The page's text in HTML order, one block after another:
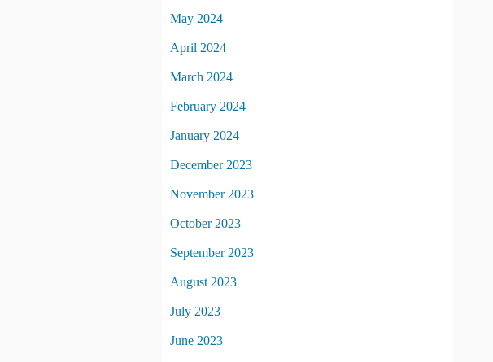
May 2024
April 2024
March 2024
February 2024
January 2024
December 2023
November 2023
October 2023
September 2023
August 2023
July 2023
June 2023